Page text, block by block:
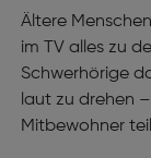
Ältere
im TV alles zu
Schwerhörige
laut zu drehen
Mitbewohner